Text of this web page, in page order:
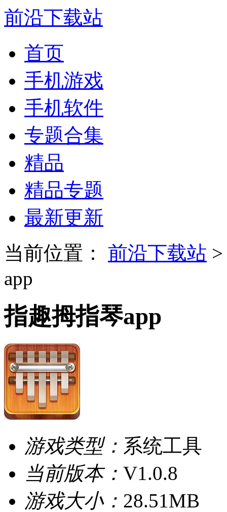
前沿下载站
首页
手机游戏
手机软件
专题合集
精品
精品专题
最新更新
当前位置：
前沿下载站
app
指趣拇指琴app
游戏类型： 系统工具
当前版本： V1.0.8
游戏大小： 28.51MB